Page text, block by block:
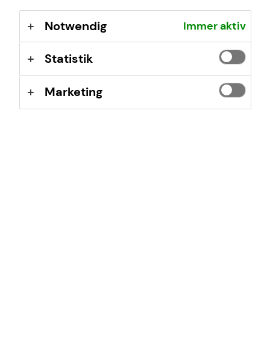
einem Ort
Verträge und Dokumente digital verwalten
oder Versicherungsverträge jederzeit einsehen
Direkter Kontakt
Stelle mir Terminanfragen oder sende Nachrichten
Notwendig Immer aktiv
Statistik
Marketing